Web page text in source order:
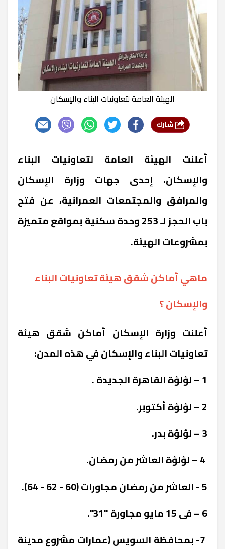
الهيئة العامة لتعاونيات البناء والإسكان
أعلنت الهيئة العامة لتعاونيات البناء
والإسكان، إحدى جهات وزارة الإسكان
والمرافق والمجتمعات العمرانية، عن فتح
باب الحجز لـ 253 وحدة سكنية بمواقع متميزة
بمشروعات الهيئة.
ماهي أماكن شقق هيئة تعاونيات البناء
والإسكان ؟
أعلنت وزارة الإسكان أماكن شقق هيئة
تعاونيات البناء والإسكان في هذه المدن:
1 – لؤلؤة القاهرة الجديدة .
2 – لؤلؤة أكتوبر.
3 – لؤلؤة بدر.
5 - العاشر من رمضان مجاورات (60 - 62 - 64).
6 – فى 15 مايو مجاورة "31".
7- بمحافظة السويس (عمارات مشروع مدينة